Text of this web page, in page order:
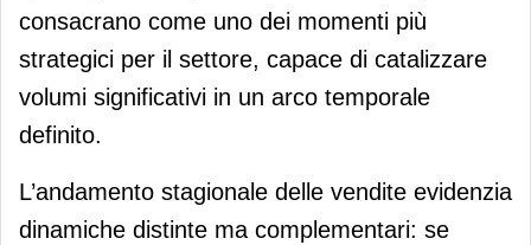
consacrano come uno dei momenti più
strategici per il settore, capace di catalizzare
volumi significativi in un arco temporale
definito.
L’andamento stagionale delle vendite evidenzia
dinamiche distinte ma complementari: se